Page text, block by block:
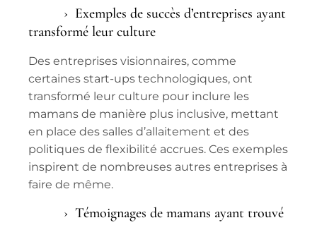
Exemples de succès d’entreprises ayant
transformé leur culture
Des entreprises visionnaires, comme
certaines start-ups technologiques, ont
transformé leur culture pour inclure les
mamans de manière plus inclusive, mettant
en place des salles d’allaitement et des
politiques de flexibilité accrues. Ces exemples
inspirent de nombreuses autres entreprises à
faire de même.
Témoignages de mamans ayant trouvé